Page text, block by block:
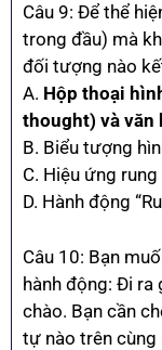
Câu 9: Để thể
trong đầu) mà
đối tượng nào
A. Hộp thoại
thought) và văn
B. Biểu tượng
C. Hiệu ứng
D. Hành động
Câu 10: Bạn
hành động: Đi ra
chào. Bạn cần
tự nào trên cùng